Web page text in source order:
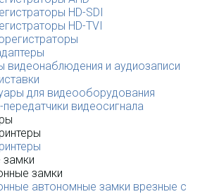
HD-SDI
HD-TVI
видеонаблюдения и аудиозаписи
для видеооборудования
видеосигнала
замки
замки
автономные замки врезные с